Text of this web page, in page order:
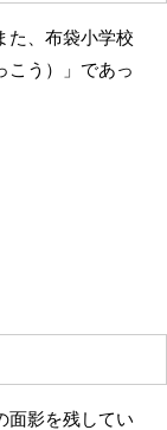
た、布袋小学校
こう）」であっ
面影を残してい